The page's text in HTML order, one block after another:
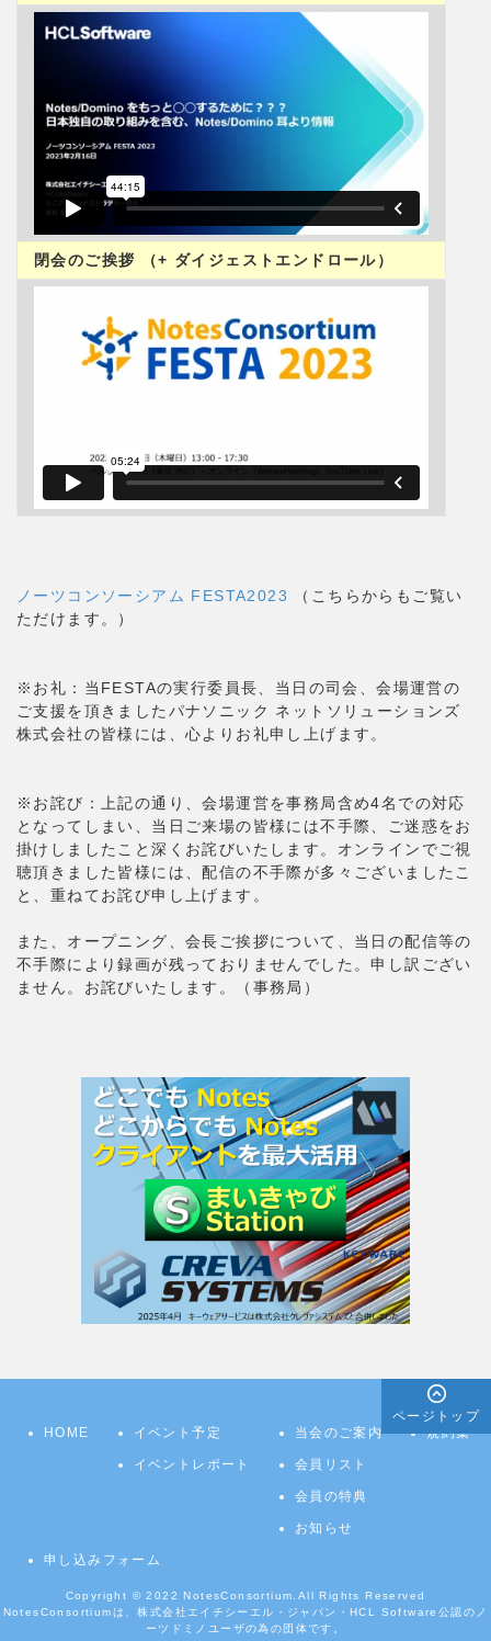
閉会のご挨拶 （+ ダイジェストエンドロール）
ノーツコンソーシアム FESTA2023
（こちらからもご覧い
ただけます。）
※お礼：当FESTAの実行委員長、当日の司会、会場運営の
ご支援を頂きましたパナソニック ネットソリューションズ
株式会社の皆様には、心よりお礼申し上げます。
※お詫び：上記の通り、会場運営を事務局含め4名での対応
となってしまい、当日ご来場の皆様には不手際、ご迷惑をお
掛けしましたこと深くお詫びいたします。オンラインでご視
聴頂きました皆様には、配信の不手際が多々ございましたこ
と、重ねてお詫び申し上げます。
また、オープニング、会長ご挨拶について、当日の配信等の
不手際により録画が残っておりませんでした。申し訳ござい
ません。お詫びいたします。（事務局）
HOME イベント予定
イベントレポート
当会のご案内
会員リスト
会員の特典
お知らせ
規約集
申し込みフォーム
ページトップ
Copyright © 2022NotesConsortium. All Rights Reserved
NotesConsortiumは、株式会社エイチシーエル・ジャパン・HCL Software公認のノ
ーツドミノユーザの為の団体です。